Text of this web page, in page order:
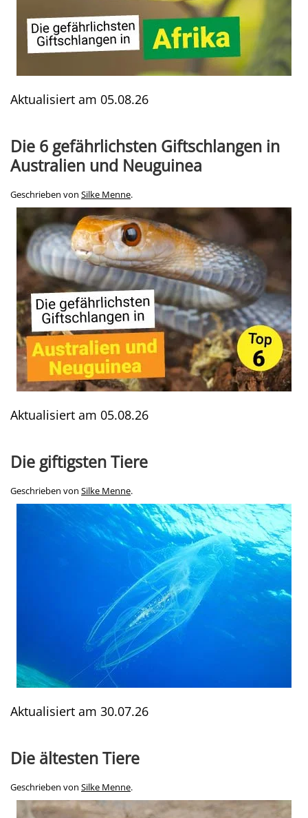
Aktualisiert am 05.08.26
Die 6 gefährlichsten Giftschlangen in
Australien und Neuguinea
Geschrieben von Silke Menne.
Aktualisiert am 05.08.26
Die giftigsten Tiere
Geschrieben von Silke Menne.
Aktualisiert am 30.07.26
Die ältesten Tiere
Geschrieben von Silke Menne.